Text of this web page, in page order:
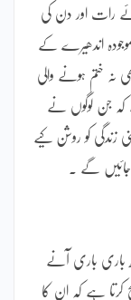
رات اور دن کی
اندھیرے کے
نہ ختم ہونے والی
جن لوگوں نے
کو روشن کیے
گے ۔
باری باری آنے
کرتا ہے کہ ان کا